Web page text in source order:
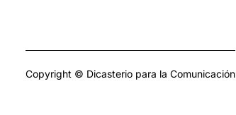
Copyright © Dicasterio para la Comunicación